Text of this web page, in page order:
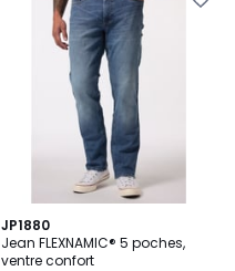
JP1880
Jean FLEXNAMIC® 5 poches,
ventre confort
4,6
/ 5
3
Couleurs